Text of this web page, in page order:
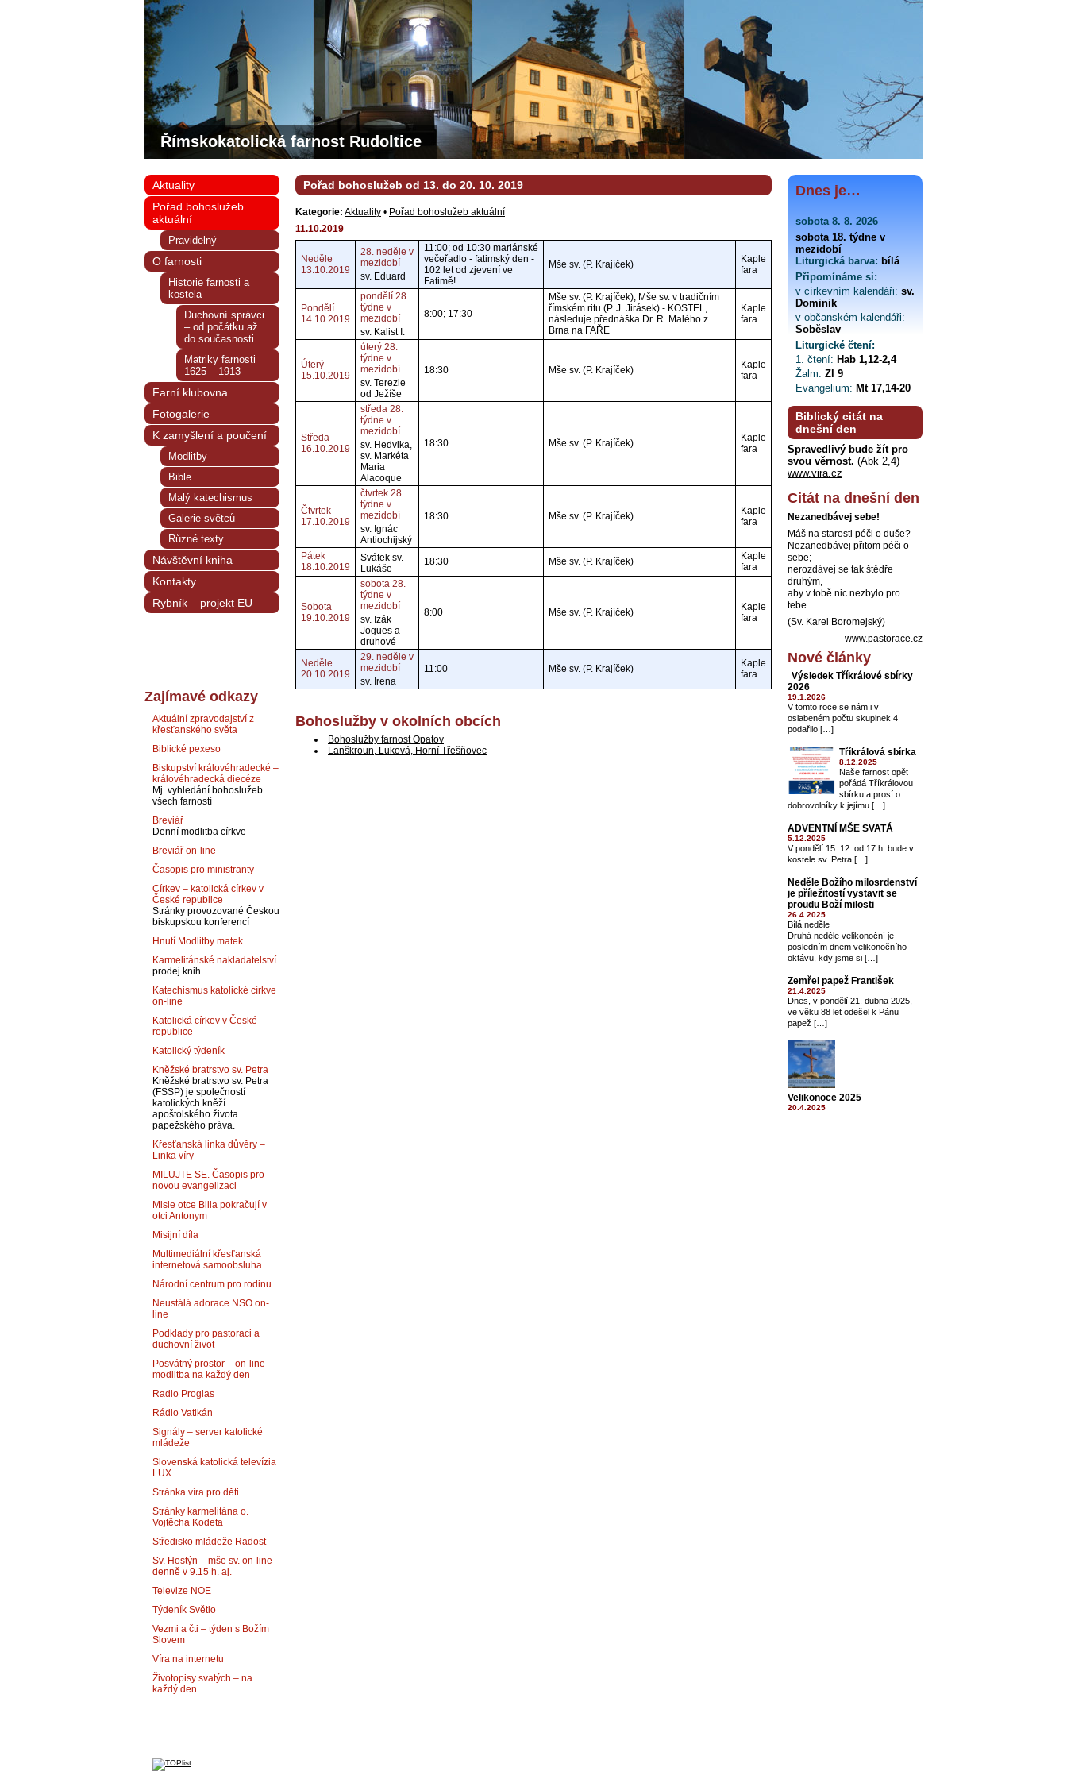
Římskokatolická farnost Rudoltice
Pořad bohoslužeb od 13. do 20. 10. 2019
Kategorie: Aktuality • Pořad bohoslužeb aktuální
11.10.2019
Neděle
13.10.2019
28. neděle v
mezidobí
sv. Eduard
11:00; od 10:30 mariánské
večeřadlo - fatimský den -
102 let od zjevení ve
Fatimě!
Mše sv. (P. Krajíček)
Kaple
fara
Pondělí
14.10.2019
pondělí 28.
týdne v
mezidobí
sv. Kalist I.
8:00; 17:30
Mše sv. (P. Krajíček); Mše sv. v tradičním
římském ritu (P. J. Jirásek) - KOSTEL,
následuje přednáška Dr. R. Malého z
Brna na FAŘE
Kaple
fara
Úterý
15.10.2019
úterý 28.
týdne v
mezidobí
sv. Terezie
od Ježíše
18:30 Mše sv. (P. Krajíček)
Kaple
fara
Středa
16.10.2019
středa 28.
týdne v
mezidobí
sv. Hedvika,
sv. Markéta
Maria
Alacoque
18:30 Mše sv. (P. Krajíček)
Kaple
fara
Čtvrtek
17.10.2019
čtvrtek 28.
týdne v
mezidobí
sv. Ignác
Antiochijský
18:30 Mše sv. (P. Krajíček)
Kaple
fara
Pátek
18.10.2019
Svátek sv.
Lukáše
18:30 Mše sv. (P. Krajíček)
Kaple
fara
Sobota
19.10.2019
sobota 28.
týdne v
mezidobí
sv. Izák
Jogues a
druhové
8:00 Mše sv. (P. Krajíček)
Kaple
fara
Neděle
20.10.2019
29. neděle v
mezidobí
sv. Irena
11:00 Mše sv. (P. Krajíček)
Kaple
fara
Bohoslužby v okolních obcích
Bohoslužby farnost Opatov
Lanškroun, Luková, Horní Třešňovec
Aktuality
Pořad bohoslužeb
aktuální
Pravidelný
O farnosti
Historie farnosti a
kostela
Duchovní správci
– od počátku až
do současnosti
Matriky farnosti
1625 – 1913
Farní klubovna
Fotogalerie
K zamyšlení a poučení
Modlitby
Bible
Malý katechismus
Galerie světců
Různé texty
Návštěvní kniha
Kontakty
Rybník – projekt EU
Zajímavé odkazy
Aktuální zpravodajství z
křesťanského světa
Biblické pexeso
Biskupství královéhradecké –
královéhradecká diecéze
Mj. vyhledání bohoslužeb
všech farností
Breviář
Denní modlitba církve
Breviář on-line
Časopis pro ministranty
Církev – katolická církev v
České republice
Stránky provozované Českou
biskupskou konferencí
Hnutí Modlitby matek
Karmelitánské nakladatelství
prodej knih
Katechismus katolické církve
on-line
Katolická církev v České
republice
Katolický týdeník
Kněžské bratrstvo sv. Petra
Kněžské bratrstvo sv. Petra
(FSSP) je společností
katolických kněží
apoštolského života
papežského práva.
Křesťanská linka důvěry –
Linka víry
MILUJTE SE. Časopis pro
novou evangelizaci
Misie otce Billa pokračují v
otci Antonym
Misijní díla
Multimediální křesťanská
internetová samoobsluha
Národní centrum pro rodinu
Neustálá adorace NSO on-
line
Podklady pro pastoraci a
duchovní život
Posvátný prostor – on-line
modlitba na každý den
Radio Proglas
Rádio Vatikán
Signály – server katolické
mládeže
Slovenská katolická televízia
LUX
Stránka víra pro děti
Stránky karmelitána o.
Vojtěcha Kodeta
Středisko mládeže Radost
Sv. Hostýn – mše sv. on-line
denně v 9.15 h. aj.
Televize NOE
Týdeník Světlo
Vezmi a čti – týden s Božím
Slovem
Víra na internetu
Životopisy svatých – na
každý den
Dnes je…
sobota 8. 8. 2026
sobota 18. týdne v
mezidobí
Liturgická barva: bílá
Připomínáme si:
v církevním kalendáři: sv.
Dominik
v občanském kalendáři:
Soběslav
Liturgické čtení:
1. čtení: Hab 1,12-2,4
Žalm: Zl 9
Evangelium: Mt 17,14-20
Biblický citát na
dnešní den
Spravedlivý bude žít pro
svou věrnost. (Abk 2,4)
www.vira.cz
Citát na dnešní den
Nezanedbávej sebe!
Máš na starosti péči o duše?
Nezanedbávej přitom péči o
sebe;
nerozdávej se tak štědře
druhým,
aby v tobě nic nezbylo pro
tebe.
(Sv. Karel Boromejský)
www.pastorace.cz
Nové články
Výsledek Tříkrálové sbírky
2026
19.1.2026
V tomto roce se nám i v
oslabeném počtu skupinek 4
podařilo […]
Tříkrálová sbírka
8.12.2025
Naše farnost opět
pořádá Tříkrálovou
sbírku a prosí o
dobrovolníky k jejímu […]
ADVENTNÍ MŠE SVATÁ
5.12.2025
V pondělí 15. 12. od 17 h. bude v
kostele sv. Petra […]
Neděle Božího milosrdenství
je příležitostí vystavit se
proudu Boží milosti
26.4.2025
Bílá neděle
Druhá neděle velikonoční je
posledním dnem velikonočního
oktávu, kdy jsme si […]
Zemřel papež František
21.4.2025
Dnes, v pondělí 21. dubna 2025,
ve věku 88 let odešel k Pánu
papež […]
Velikonoce 2025
20.4.2025